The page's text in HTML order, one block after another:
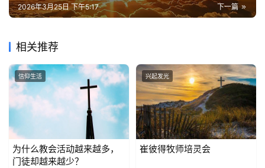
下一篇
2026年3月25日 下午5:17
相关推荐
信仰生活
为什么教会活动越来越多，
门徒却越来越少？
兴起发光
崔彼得牧师培灵会